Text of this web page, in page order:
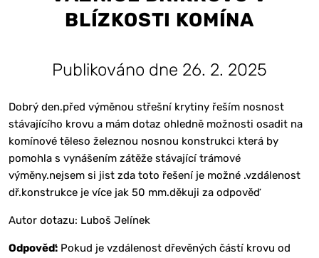
BLÍZKOSTI KOMÍNA
Publikováno dne 26. 2. 2025
Dobrý den.před výměnou střešní krytiny řeším nosnost
stávajícího krovu a mám dotaz ohledně možnosti osadit na
komínové těleso železnou nosnou konstrukci která by
pomohla s vynášením zátěže stávající trámové
výměny.nejsem si jist zda toto řešení je možné .vzdálenost
dř.konstrukce je více jak 50 mm.děkuji za odpověď
Autor dotazu: Luboš Jelínek
Odpověď:Pokud je vzdálenost dřevěných částí krovu od